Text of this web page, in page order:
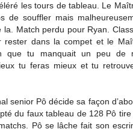
les tours de tableau. Le
de souffler mais
Match perdu pour Ryan.
rester dans la compet et le
que tu manquait un peu de
tu feras mieux et tu
senior Pô décide sa façon
du faux tableau de 128 Pô
Pô se lâche fait son